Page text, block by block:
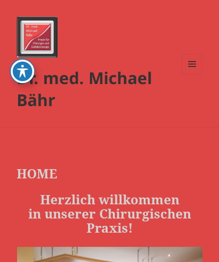
Dr. med. Michael
Bähr
HOME
Herzlich willkommen
in unserer Chirurgischen
Praxis!